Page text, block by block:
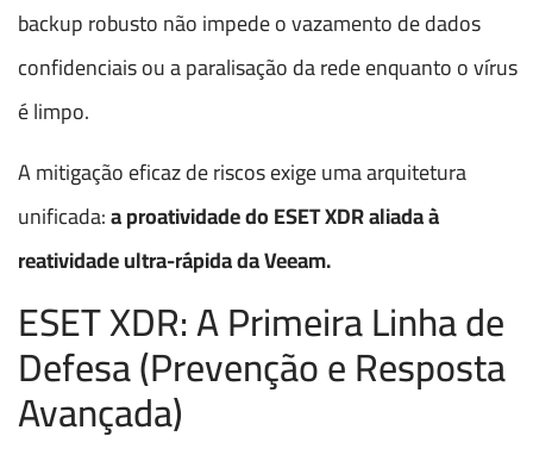
backup robusto não impede o vazamento de dados
confidenciais ou a paralisação da rede enquanto o vírus
é limpo.
A mitigação eficaz de riscos exige uma arquitetura
unificada:a proatividade do ESET XDR aliada à
reatividade ultra-rápida da Veeam.
ESET XDR: A Primeira Linha de
Defesa (Prevenção e Resposta
Avançada)